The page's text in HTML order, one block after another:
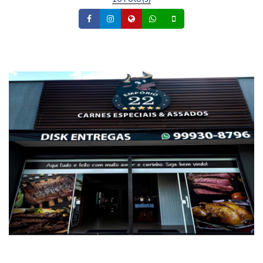
FacebookInstagram
Site Whatsapp